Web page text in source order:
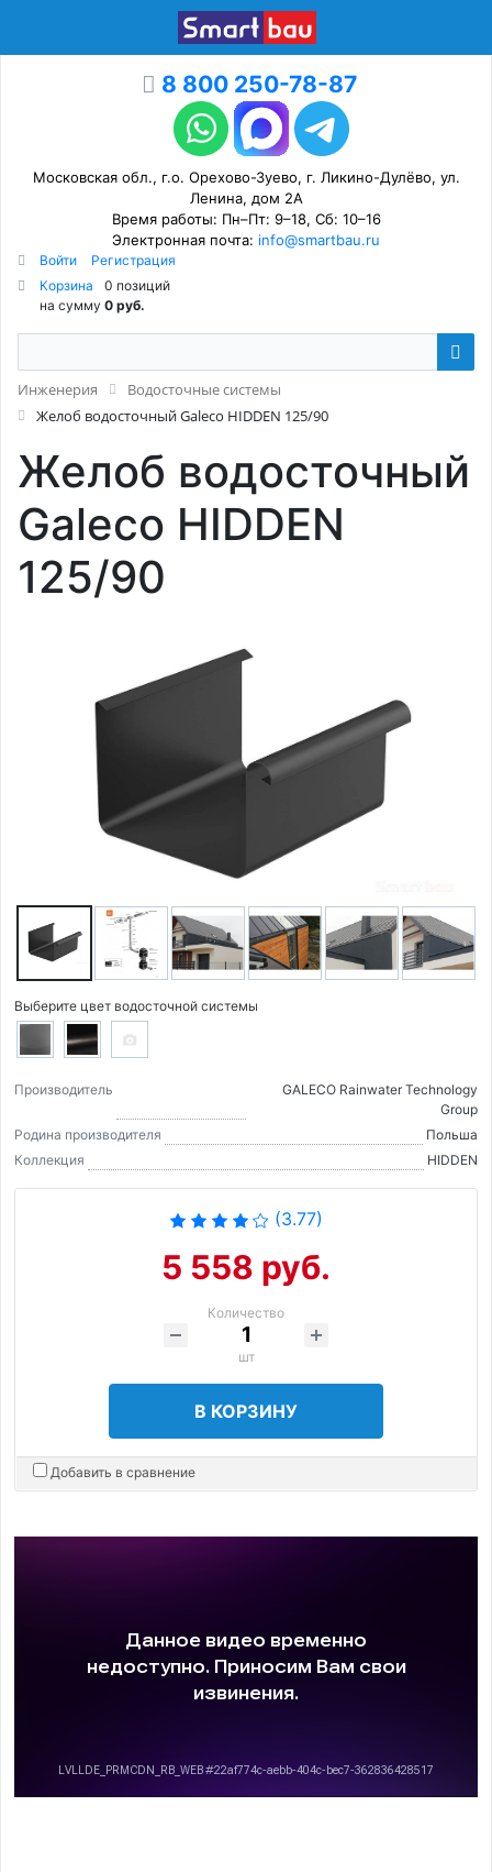
8 800 250-78-87
Московская обл., г.о. Орехово-Зуево, г. Ликино-Дулёво, ул.
Ленина, дом 2А
Время работы: Пн–Пт: 9–18, Сб: 10–16
Электронная почта: info@smartbau.ru
Войти
Регистрация
Корзина
0 позиций
на сумму 0 руб.
Инженерия
Водосточные системы
Желоб водосточный Galeco HIDDEN 125/90
Желоб водосточный
Galeco HIDDEN
125/90
Выберите цвет водосточной системы
Производитель
GALECO Rainwater Technology
Group
Родина производителя
Польша
Коллекция
HIDDEN
(3.77)
5 558 руб.
Количество
шт
В КОРЗИНУ
Добавить в сравнение